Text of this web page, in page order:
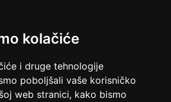
kolačiće
i druge tehnologije
poboljšali vaše korisničko
web stranici, kako bismo